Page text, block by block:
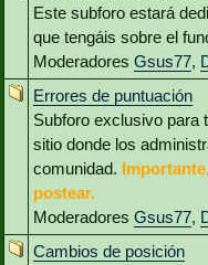
Este subforo estará
que tengáis sobre el
Moderadores Gsus77,
Errores de puntuación
Subforo exclusivo para
sitio donde los
comunidad.
postear.
Moderadores Gsus77,
Cambios de posición